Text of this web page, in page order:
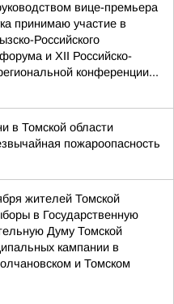
вице-премьера
принимаю участие в
Российского
и XII Российско-
конференции...
в Томской области
пожароопасность
жителей Томской
в Государственную
Думу Томской
кампании в
и Томском